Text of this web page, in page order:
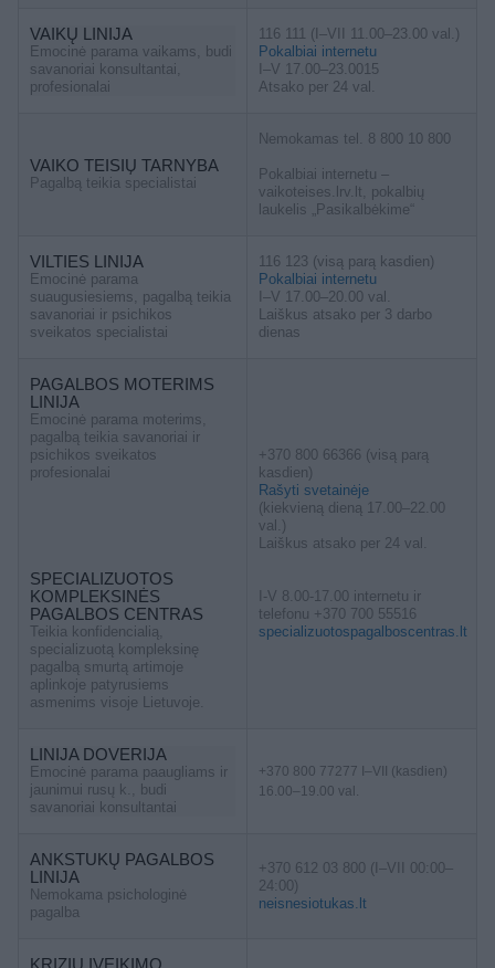
VAIKŲ LINIJA
Emocinė parama vaikams, budi
savanoriai konsultantai,
profesionalai
116 111 (I–VII 11.00–23.00 val.)
Pokalbiai internetu
I–V 17.00–23.0015
Atsako per 24 val.
VAIKO TEISIŲ TARNYBA
Pagalbą teikia specialistai
Nemokamas tel. 8 800 10 800
Pokalbiai internetu –
vaikoteises.lrv.lt, pokalbių
laukelis „Pasikalbėkime“
VILTIES LINIJA
Emocinė parama
suaugusiesiems, pagalbą teikia
savanoriai ir psichikos
sveikatos specialistai
116 123 (visą parą kasdien)
Pokalbiai internetu
I–V 17.00–20.00 val.
Laiškus atsako per 3 darbo
dienas
PAGALBOS MOTERIMS
LINIJA
Emocinė parama moterims,
pagalbą teikia savanoriai ir
psichikos sveikatos
profesionalai
SPECIALIZUOTOS
KOMPLEKSINĖS
PAGALBOS CENTRAS
Teikia konfidencialią,
specializuotą kompleksinę
pagalbą smurtą artimoje
aplinkoje patyrusiems
asmenims visoje Lietuvoje.
+370 800 66366 (visą parą
kasdien)
Rašyti svetainėje
(kiekvieną dieną 17.00–22.00
val.)
Laiškus atsako per 24 val.
I-V 8.00-17.00 internetu ir
telefonu +370 700 55516
specializuotospagalboscentras.lt
LINIJA DOVERIJA
Emocinė parama paaugliams ir
jaunimui rusų k., budi
savanoriai konsultantai
+370 800 77277 I–VII (kasdien)
16.00–19.00 val.
ANKSTUKŲ PAGALBOS
LINIJA
Nemokama psichologinė
pagalba
+370 612 03 800 (I–VII 00:00–
24:00)
neisnesiotukas.lt